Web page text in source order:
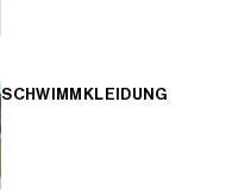
SCHWIMMKLEIDUNG